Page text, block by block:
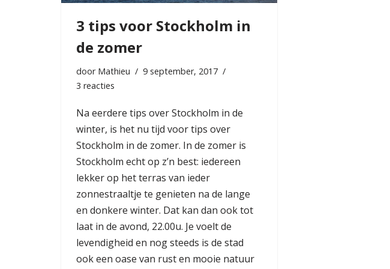
3 tips voor Stockholm in
de zomer
door Mathieu
9 september, 2017
3 reacties
Na eerdere tips over Stockholm in de
winter, is het nu tijd voor tips over
Stockholm in de zomer. In de zomer is
Stockholm echt op z’n best: iedereen
lekker op het terras van ieder
zonnestraaltje te genieten na de lange
en donkere winter. Dat kan dan ook tot
laat in de avond, 22.00u. Je voelt de
levendigheid en nog steeds is de stad
ook een oase van rust en mooie natuur